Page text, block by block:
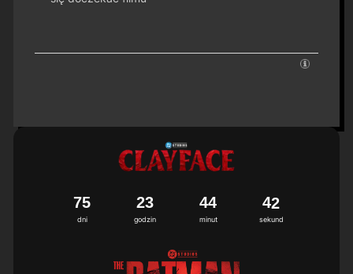
dni
75
godzin
23
minut
44
sekund
41
2